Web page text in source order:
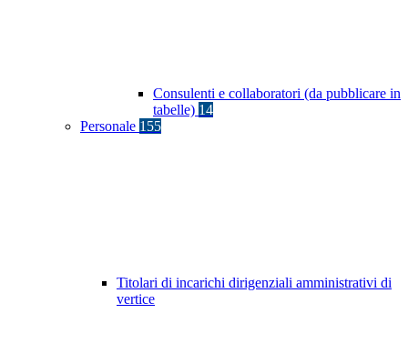
Consulenti e collaboratori (da pubblicare in
tabelle) 14
Personale 155
Titolari di incarichi dirigenziali amministrativi di
vertice